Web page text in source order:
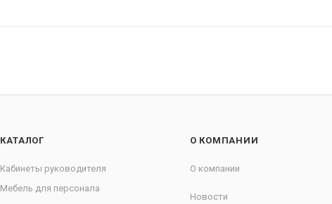
КАТАЛОГ
Кабинеты руководителя
Мебель для персонала
О КОМПАНИИ
О компании
Новости